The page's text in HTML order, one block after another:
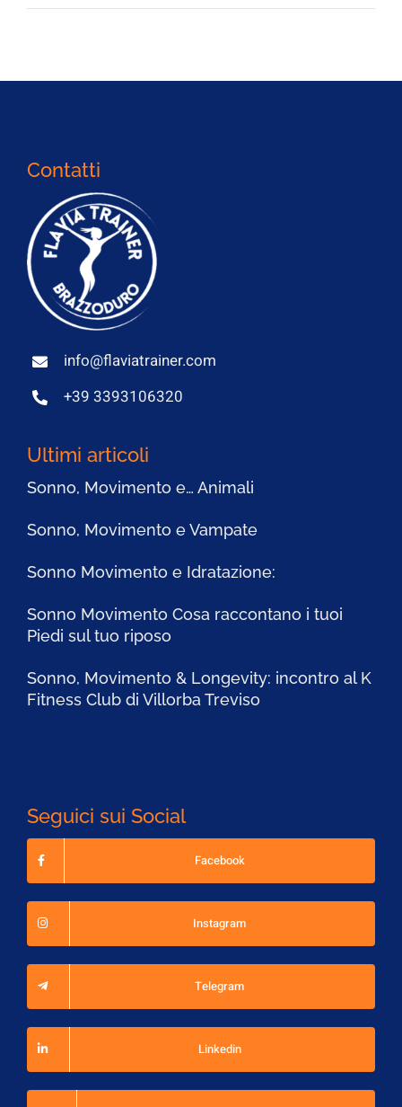
Contatti
info@flaviatrainer.com
+39 3393106320
Ultimi articoli
Sonno, Movimento e… Animali
Sonno, Movimento e Vampate
Sonno Movimento e Idratazione:
Sonno Movimento Cosa raccontano i tuoi
Piedi sul tuo riposo
Sonno, Movimento & Longevity: incontro al K
Fitness Club di Villorba Treviso
Seguici sui Social
Facebook
Instagram
Telegram
Linkedin